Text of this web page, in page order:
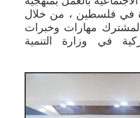
في فلسطين ، من خلال
مهارات وخبرات
في وزارة التنمية